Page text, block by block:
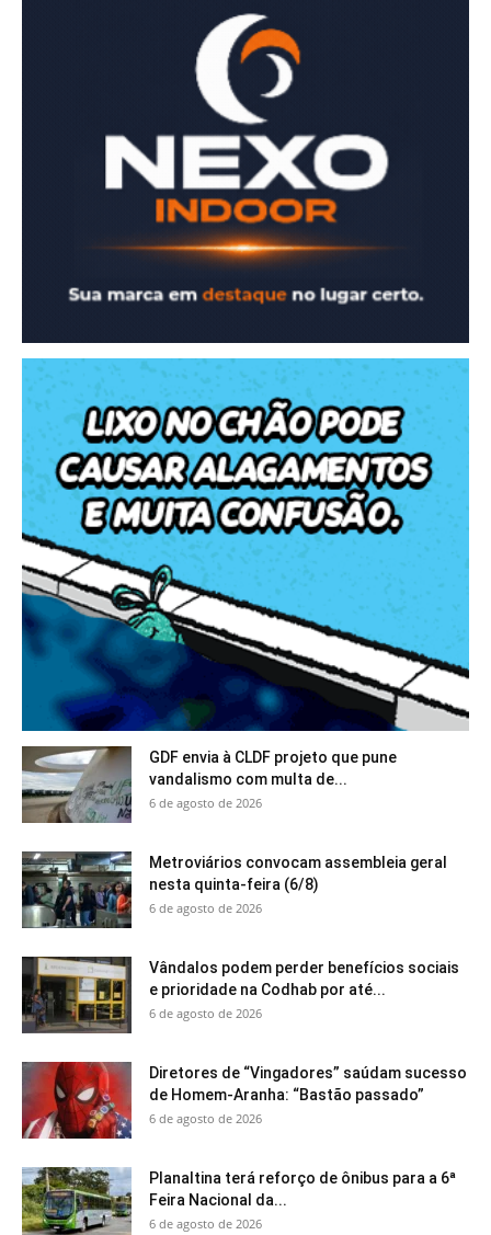
GDF envia à CLDF projeto que pune
vandalismo com multa de...
6 de agosto de 2026
Metroviários convocam assembleia geral
nesta quinta-feira (6/8)
6 de agosto de 2026
Vândalos podem perder benefícios sociais
e prioridade na Codhab por até...
6 de agosto de 2026
Diretores de “Vingadores” saúdam sucesso
de Homem-Aranha: “Bastão passado”
6 de agosto de 2026
Planaltina terá reforço de ônibus para a 6ª
Feira Nacional da...
6 de agosto de 2026